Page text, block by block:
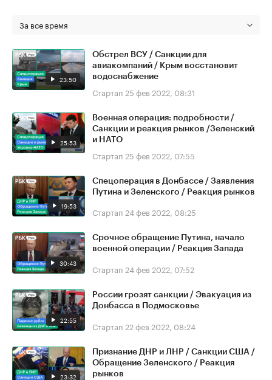
За все время
23:50
Обстрел ВСУ / Санкции для
авиакомпаний / Крым восстановит
водоснабжение
Стартап 25 фев 2022, 08:31
25:53
Военная операция: подробности /
Санкции и реакция рынков /Зеленский
и НАТО
Стартап 25 фев 2022, 07:55
19:53
Спецоперация в Донбассе / Заявления
Путина и Зеленского / Реакция рынков
Стартап 24 фев 2022, 08:25
30:43
Срочное обращение Путина, начало
военной операции / Реакция Запада
Стартап 24 фев 2022, 07:52
22:55
России грозят санкции / Эвакуация из
Донбасса в Подмосковье
Стартап 22 фев 2022, 08:24
23:32
Признание ДНР и ЛНР / Санкции США /
Обращение Зеленского / Реакция
рынков